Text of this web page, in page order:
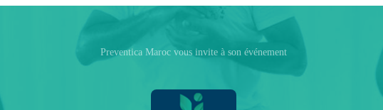
Preventica Maroc vous invite à son événement